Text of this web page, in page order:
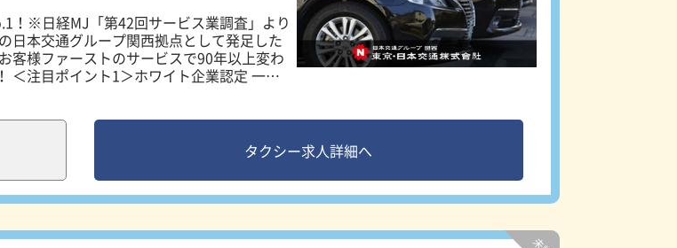
い！
！
やフォローがあるので安心してご応募く
、アパレル関係など、接客・対人経験を
※日経MJ「第42回サービス業調査」より
本交通グループ関西拠点として発足した
客様ファーストのサービスで90年以上変わ
く、働きがいを感じられる環境を整えて
な企業であると思っていただけるような企
境良好度認証制度）」の所定の審査に合
働きやすい職場認証制度」とは、職場環
を目的とした制度です。 ＜注目ポイ
タクシー求人詳細へ